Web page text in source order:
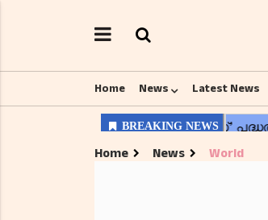
Home News Latest News
Home News World